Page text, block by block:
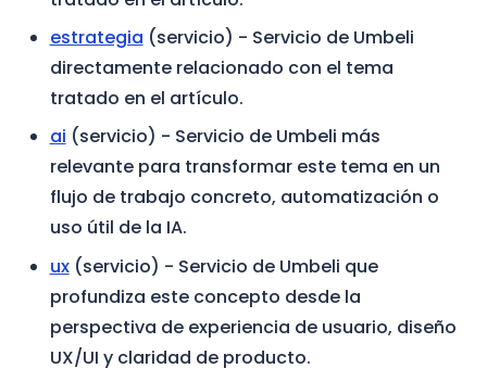
estrategia (servicio) - Servicio de Umbeli
directamente relacionado con el tema
tratado en el artículo.
ai (servicio) - Servicio de Umbeli más
relevante para transformar este tema en un
flujo de trabajo concreto, automatización o
uso útil de la IA.
ux(servicio) - Servicio de Umbeli que
profundiza este concepto desde la
perspectiva de experiencia de usuario, diseño
UX/UI y claridad de producto.